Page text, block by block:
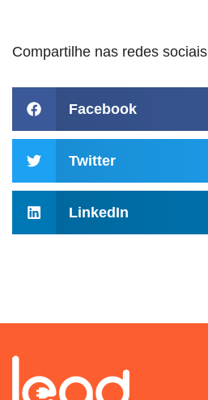
Compartilhe nas redes sociais
Facebook
Twitter
LinkedIn